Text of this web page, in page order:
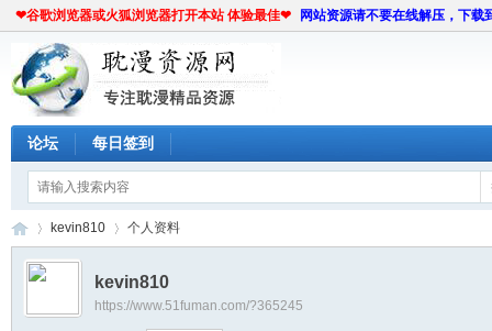
❤谷歌浏览器或火狐浏览器打开本站 体验最佳❤ 网站资源请不要在线解压，下载
论坛 每日签到
›
kevin810 个人资料
kevin810
https://www.51fuman.com/?365245